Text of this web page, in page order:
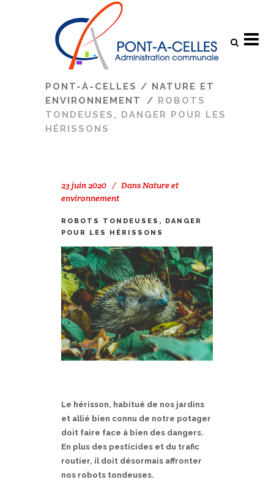
PONT-À-CELLES / NATURE ET
ENVIRONNEMENT
/ ROBOTS
TONDEUSES, DANGER POUR LES
HÉRISSONS
23 juin 2020 DansNature et
environnement
ROBOTS TONDEUSES, DANGER
POUR LES HÉRISSONS
Le hérisson, habitué de nos jardins
et allié bien connu de notre potager
doit faire face à bien des dangers.
En plus des pesticides et du trafic
routier, il doit désormais affronter
nos robots tondeuses.